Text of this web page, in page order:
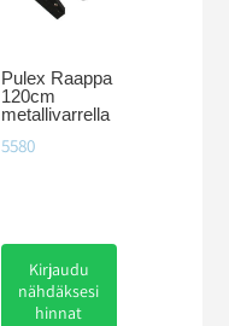
Pulex Raappa
120cm
metallivarrella
5580
Kirjaudu
nähdäksesi
hinnat